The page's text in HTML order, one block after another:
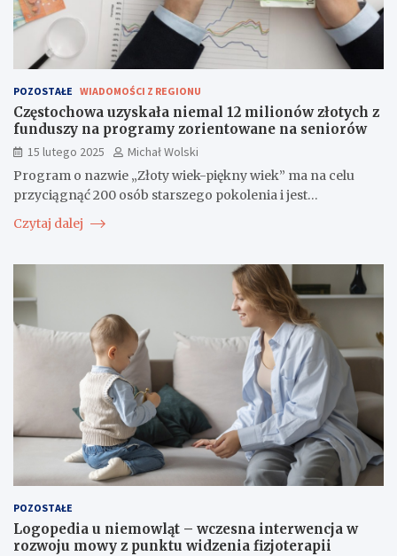
POZOSTAŁE WIADOMOŚCI Z REGIONU
Częstochowa uzyskała niemal 12 milionów złotych z
funduszy na programy zorientowane na seniorów
15 lutego 2025
Michał Wolski
Program o nazwie „Złoty wiek-piękny wiek” ma na celu
przyciągnąć 200 osób starszego pokolenia i jest…
Czytaj dalej
POZOSTAŁE
Logopedia u niemowląt – wczesna interwencja w
rozwoju mowy z punktu widzenia fizjoterapii